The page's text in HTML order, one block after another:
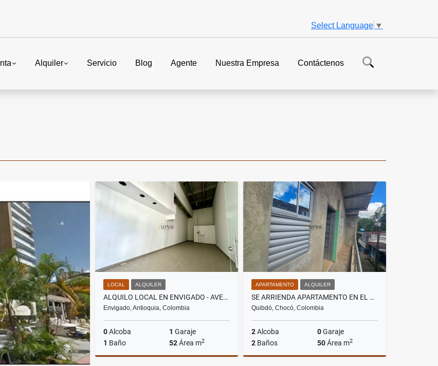
Select Language ▼
Alquiler Servicio Blog Agente Nuestra Empresa Contáctenos
LOCAL ALQUILER
ALQUILO LOCAL EN ENVIGADO - AVENIDA LAS VEGAS
Envigado, Antioquia, Colombia
0Alcoba 1 Garaje
1 Baño 52Área m2
APARTAMENTO ALQUILER
SE ARRIENDA APARTAMENTO EN EL BARRIO ZONA MINERA EN QUIBDO
Quibdó, Chocó, Colombia
2Alcoba 0Garaje
2 Baños 50Área m2